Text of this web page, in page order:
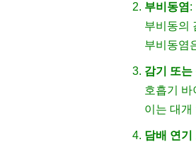
부비동염:
부비동의
부비동염
감기 또는
호흡기 바
이는 대개
담배 연기